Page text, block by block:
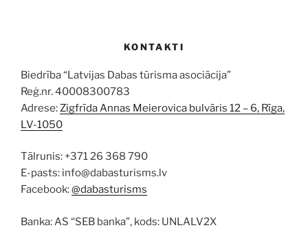
KONTAKTI
Biedrība “Latvijas Dabas tūrisma asociācija”
Reģ.nr. 40008300783
Adrese:Zigfrīda Annas Meierovica bulvāris 12 – 6, Rīga,
LV-1050
Tālrunis: +371 26 368 790
E-pasts: info@dabasturisms.lv
Facebook:@dabasturisms
Banka: AS “SEB banka”, kods: UNLALV2X